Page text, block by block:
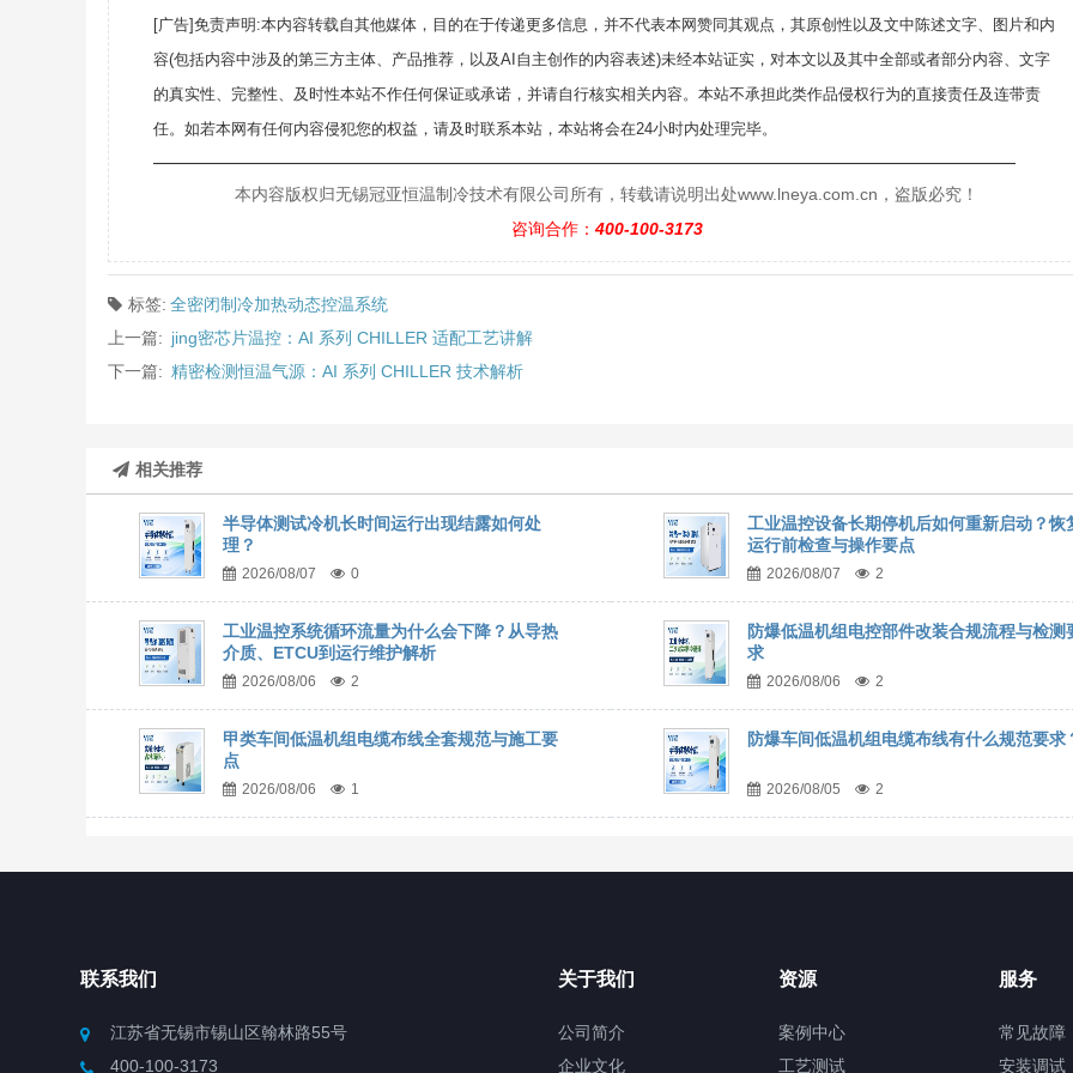
[广告]免责声明:本内容转载自其他媒体，目的在于传递更多信息，并不代表本网赞同其观点，其原创性以及文中陈述文字、图片和内
容(包括内容中涉及的第三方主体、产品推荐，以及AI自主创作的内容表述)未经本站证实，对本文以及其中全部或者部分内容、文字
的真实性、完整性、及时性本站不作任何保证或承诺，并请自行核实相关内容。本站不承担此类作品侵权行为的直接责任及连带责
任。如若本网有任何内容侵犯您的权益，请及时联系本站，本站将会在24小时内处理完毕。
—————————————————————————————————————————————
本内容版权归无锡冠亚恒温制冷技术有限公司所有，转载请说明出处www.lneya.com.cn，盗版必究！
咨询合作： 400-100-3173
标签: 全密闭制冷加热动态控温系统
上一篇: jing密芯片温控：AI 系列 CHILLER 适配工艺讲解
下一篇: 精密检测恒温气源：AI 系列 CHILLER 技术解析
相关推荐
半导体测试冷机长时间运行出现结露如何处
理？
2026/08/07 0
工业温控设备长期停机后如何重新启动？恢
运行前检查与操作要点
2026/08/07 2
工业温控系统循环流量为什么会下降？从导热
介质、ETCU到运行维护解析
2026/08/06 2
防爆低温机组电控部件改装合规流程与检测
求
2026/08/06 2
甲类车间低温机组电缆布线全套规范与施工要
点
2026/08/06 1
防爆车间低温机组电缆布线有什么规范要求
2026/08/05 2
联系我们
江苏省无锡市锡山区翰林路55号
400-100-3173
关于我们
公司简介
企业文化
资源
案例中心
工艺测试
服务
常见故障
安装调试